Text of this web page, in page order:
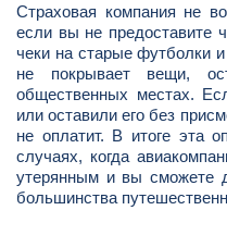
Страховая компания не
если вы не предоставите
чеки на старые футболки
не покрывает вещи,
общественных местах.
или оставили его без
не оплатит. В итоге эта
случаях, когда
утерянным и вы сможете
большинства